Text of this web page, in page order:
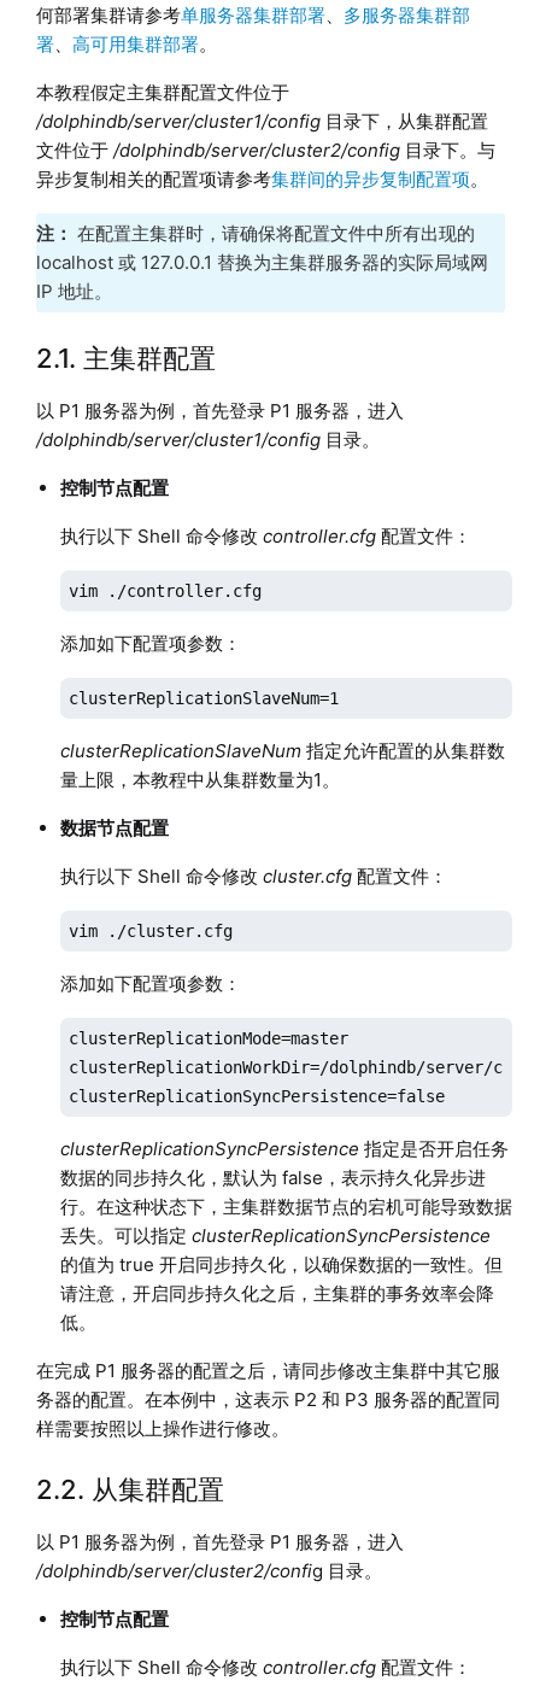
何部署集群请参考单服务器集群部署、 多服务器集群部
署、 高可用集群部署。
本教程假定主集群配置文件位于
/dolphindb/server/cluster1/config目录下，从集群配置
文件位于 /dolphindb/server/cluster2/config目录下。与
异步复制相关的配置项请参考集群间的异步复制配置项。
注： 在配置主集群时，请确保将配置文件中所有出现的
localhost 或 127.0.0.1 替换为主集群服务器的实际局域网
IP 地址。
2.1. 主集群配置
以 P1 服务器为例，首先登录 P1 服务器，进入
/dolphindb/server/cluster1/config目录。
控制节点配置
执行以下 Shell 命令修改 controller.cfg配置文件：
vim ./controller.cfg
添加如下配置项参数：
clusterReplicationSlaveNum=1
clusterReplicationSlaveNum指定允许配置的从集群数
量上限，本教程中从集群数量为1。
数据节点配置
执行以下 Shell 命令修改 cluster.cfg配置文件：
vim ./cluster.cfg
添加如下配置项参数：
clusterReplicationMode=master
clusterReplicationWorkDir=/dolphindb/server/
clusterReplicationSyncPersistence=false
clusterReplicationSyncPersistence 指定是否开启任务
数据的同步持久化，默认为 false，表示持久化异步进
行。在这种状态下，主集群数据节点的宕机可能导致数据
丢失。可以指定 clusterReplicationSyncPersistence
的值为 true 开启同步持久化，以确保数据的一致性。但
请注意，开启同步持久化之后，主集群的事务效率会降
低。
在完成 P1 服务器的配置之后，请同步修改主集群中其它服
务器的配置。在本例中，这表示 P2 和 P3 服务器的配置同
样需要按照以上操作进行修改。
2.2. 从集群配置
以 P1 服务器为例，首先登录 P1 服务器，进入
/dolphindb/server/cluster2/config 目录。
控制节点配置
执行以下 Shell 命令修改 controller.cfg配置文件：